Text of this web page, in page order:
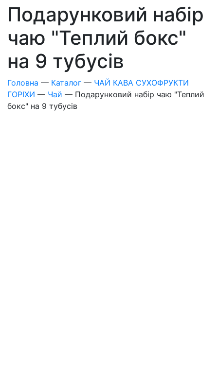
Подарунковий набір
чаю "Теплий бокс"
на 9 тубусів
Головна — Каталог — ЧАЙ КАВА СУХОФРУКТИ
ГОРІХИ — Чай — Подарунковий набір чаю "Теплий
бокс" на 9 тубусів